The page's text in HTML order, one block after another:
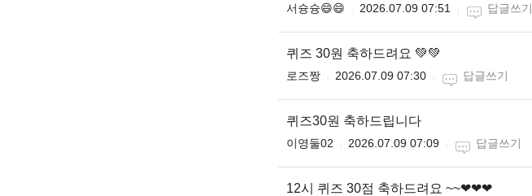
서슝슝😄😄 2026.07.09 07:51 답글쓰기
퀴즈 30원 축하드려요 💚💚
로즈짱 2026.07.09 07:30 답글쓰기
퀴즈30원 축하드립니다
이영둘02 2026.07.09 07:09 답글쓰기
12시 퀴즈 30점 축하드려요 ~~❤❤❤